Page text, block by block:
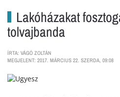
Lakóházakat
tolvajbanda
ÍRTA: VÁGÓ ZOLTÁN
MEGJELENT: 2017. MÁRCIUS 22. SZERDA, 09:08